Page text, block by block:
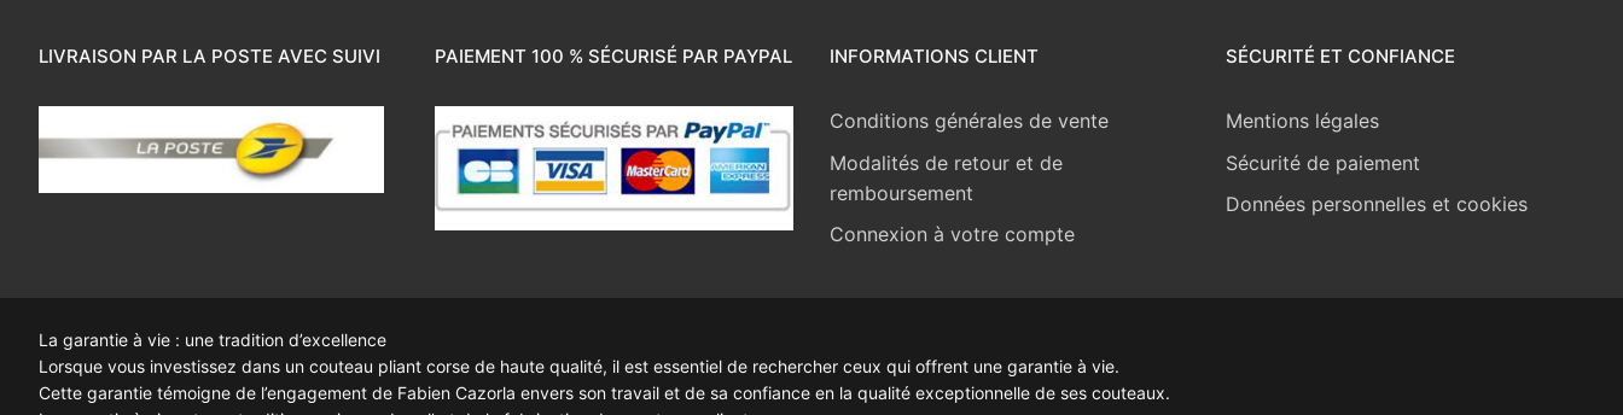
LIVRAISON PAR LA POSTE AVEC SUIVI PAIEMENT 100 % SÉCURISÉ PAR PAYPAL INFORMATIONS CLIENT
Conditions générales de vente
Modalités de retour et de
remboursement
Connexion à votre compte
SÉCURITÉ ET CONFIANCE
Mentions légales
Sécurité de paiement
Données personnelles et cookies
La garantie à vie : une tradition d’excellence
Lorsque vous investissez dans un couteau pliant corse de haute qualité, il est essentiel de rechercher ceux qui offrent une garantie à vie.
Cette garantie témoigne de l’engagement de Fabien Cazorla envers son travail et de sa confiance en la qualité exceptionnelle de ses couteaux.